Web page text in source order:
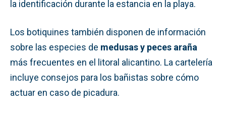
la identificación durante la estancia en la playa.
Los botiquines también disponen de información
sobre las especies de medusas y peces araña
más frecuentes en el litoral alicantino. La cartelería
incluye consejos para los bañistas sobre cómo
actuar en caso de picadura.